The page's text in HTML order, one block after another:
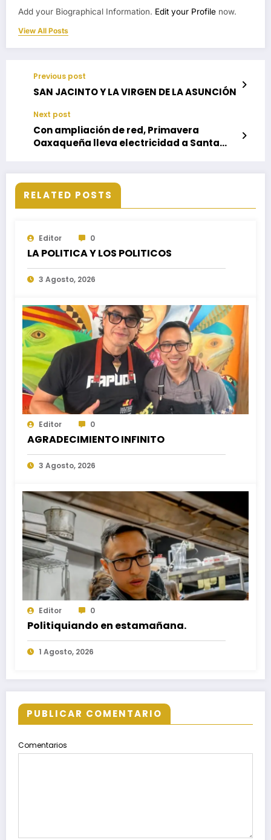
Add your Biographical Information. Edit your Profile now.
View All Posts
Previous post
SAN JACINTO Y LA VIRGEN DE LA ASUNCIÓN
Next post
Con ampliación de red, Primavera
Oaxaqueña lleva electricidad a Santa
RELATED POSTS
Editor 0
LA POLITICA Y LOS POLITICOS
3 Agosto, 2026
Editor 0
AGRADECIMIENTO INFINITO
3 Agosto, 2026
Editor 0
Politiquiando en estamañana.
1 Agosto, 2026
PUBLICAR COMENTARIO
Comentarios